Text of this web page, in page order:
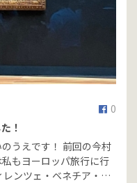
0
！
うえです！ 前回の今村
もヨーロッパ旅行に行
レンツェ・ベネチア・…